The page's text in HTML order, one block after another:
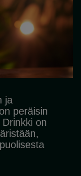
ja
peräisin
on